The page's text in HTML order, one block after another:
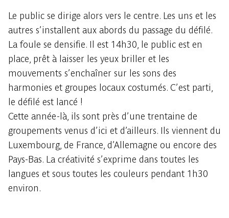
Le public se dirige alors vers le centre. Les uns et les
autres s’installent aux abords du passage du défilé.
La foule se densifie. Il est 14h30, le public est en
place, prêt à laisser les yeux briller et les
mouvements s’enchaîner sur les sons des
harmonies et groupes locaux costumés. C’est parti,
le défilé est lancé !
Cette année-là, ils sont près d’une trentaine de
groupements venus d’ici et d’ailleurs. Ils viennent du
Luxembourg, de France, d’Allemagne ou encore des
Pays-Bas. La créativité s’exprime dans toutes les
langues et sous toutes les couleurs pendant 1h30
environ.